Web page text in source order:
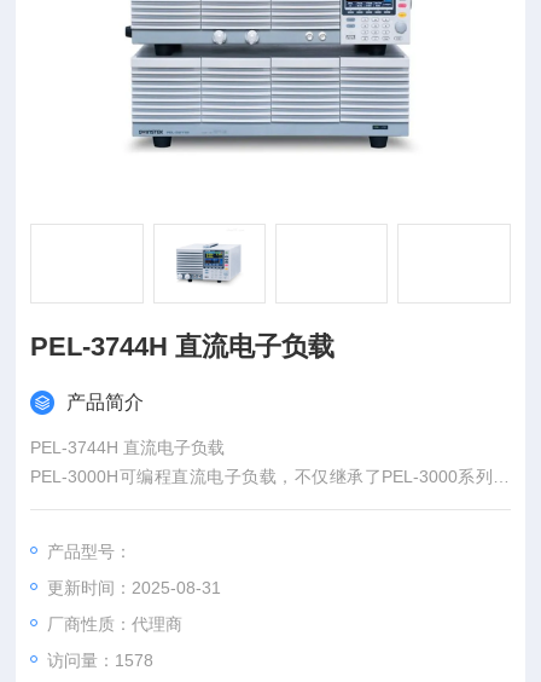
PEL-3744H 直流电子负载
产品简介
PEL-3744H 直流电子负载
PEL-3000H可编程直流电子负载，不仅继承了PEL-3000系列的
功能和特性，而且为所有PEL-3000H系列提供三个电流范围，并
产品型号：
更新时间：2025-08-31
厂商性质：代理商
访问量：1578